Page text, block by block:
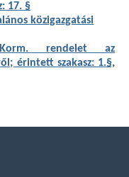
17. §
közigazgatási
rendelet az
érintett szakasz: 1.§,